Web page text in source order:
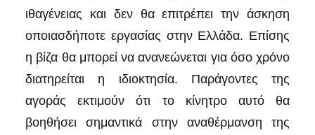
ιθαγένειας και δεν θα επιτρέπει την άσκηση
οποιασδήποτε εργασίας στην Ελλάδα. Επίσης
η βίζα θα μπορεί να ανανεώνεται για όσο χρόνο
διατηρείται η ιδιοκτησία. Παράγοντες της
αγοράς εκτιμούν ότι το κίνητρο αυτό θα
βοηθήσει σημαντικά στην αναθέρμανση της